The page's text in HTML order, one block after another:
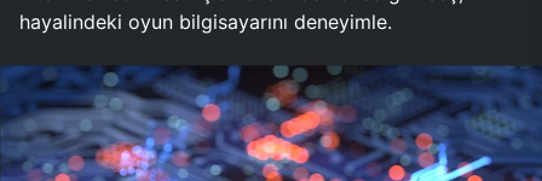
hayalindeki oyun bilgisayarını deneyimle.